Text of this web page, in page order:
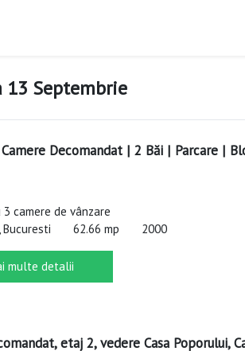
13 Septembrie
Decomandat | 2 Băi | Parcare |
camere de vânzare
Bucuresti
62.66 mp 2000
multe detalii
etaj 2, vedere Casa Poporului,